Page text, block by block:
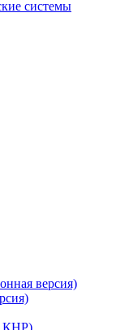
системы
версия)